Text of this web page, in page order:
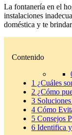
La fontanería en el
instalaciones
doméstica y te
Contenido
1 ¿Cuáles
2 ¿Cómo
3
4 Cómo
5 Consejos
6 Identifica